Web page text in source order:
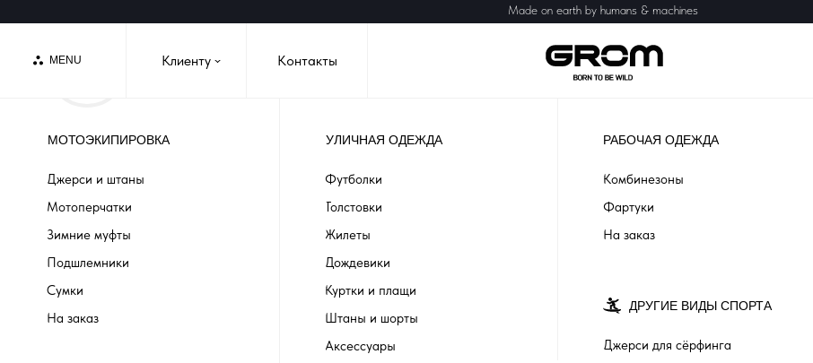
MENU Клиенту Контакты
›
Made on earth by humans & machines
МОТОЭКИПИРОВКА УЛИЧНАЯ ОДЕЖДА РАБОЧАЯ ОДЕЖДА
Джерси и штаны
Мотоперчатки
Зимние муфты
Подшлемники
Сумки
На заказ
Футболки
Толстовки
Жилеты
Дождевики
Куртки и плащи
Штаны и шорты
Аксессуары
Комбинезоны
Фартуки
На заказ
ДРУГИЕ ВИДЫ СПОРТА
Джерси для сёрфинга